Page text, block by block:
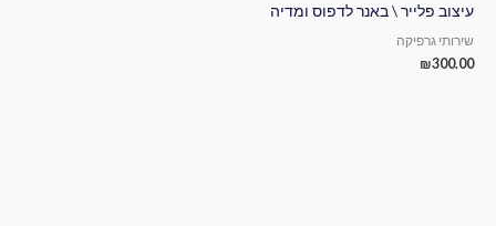
עיצוב פלייר \ באנר לדפוס ומדיה
שירותי גרפיקה
₪300.00